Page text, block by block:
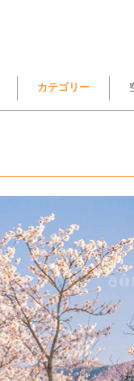
カテゴリー